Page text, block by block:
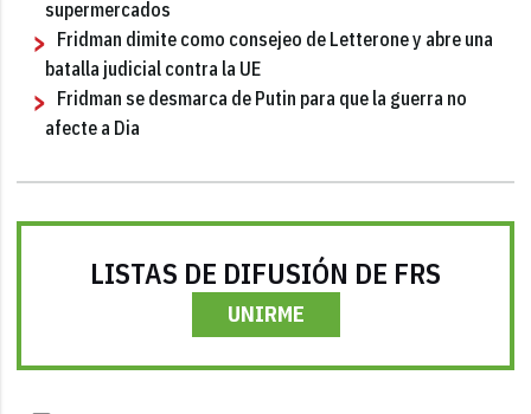
supermercados
Fridman dimite como consejeo de Letterone y abre una
batalla judicial contra la UE
Fridman se desmarca de Putin para que la guerra no
afecte a Dia
LISTAS DE DIFUSIÓN DE FRS
UNIRME